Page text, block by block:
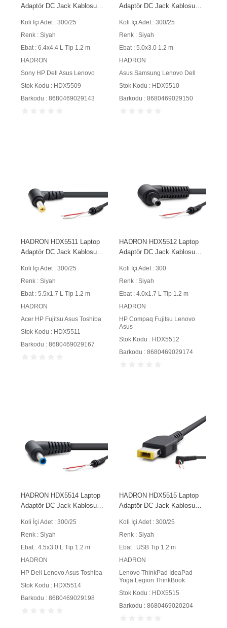
Adaptör DC Jack Kablosu
Siyah
Koli İçi Adet : 300/25
Renk : Siyah
Ebat : 6.4x4.4 L Tip 1.2 m
HADRON
Sony HP Dell Asus Lenovo
Stok Kodu : HDX5509
Barkodu : 8680469029143
Adaptör DC Jack Kablosu
Siyah
Koli İçi Adet : 300/25
Renk : Siyah
Ebat : 5.0x3.0 1.2 m
HADRON
Asus Samsung Lenovo Dell
Stok Kodu : HDX5510
Barkodu : 8680469029150
HADRON HDX5511 Laptop
Adaptör DC Jack Kablosu
Siyah
Koli İçi Adet : 300/25
Renk : Siyah
Ebat : 5.5x1.7 L Tip 1.2 m
HADRON
Acer HP Fujitsu Asus Toshiba
Stok Kodu : HDX5511
Barkodu : 8680469029167
HADRON HDX5512 Laptop
Adaptör DC Jack Kablosu
Siyah
Koli İçi Adet : 300
Renk : Siyah
Ebat : 4.0x1.7 L Tip 1.2 m
HADRON
HP Compaq Fujitsu Lenovo
Asus
Stok Kodu : HDX5512
Barkodu : 8680469029174
HADRON HDX5514 Laptop
Adaptör DC Jack Kablosu
Siyah
Koli İçi Adet : 300/25
Renk : Siyah
Ebat : 4.5x3.0 L Tip 1.2 m
HADRON
HP Dell Lenovo Asus Toshiba
Stok Kodu : HDX5514
Barkodu : 8680469029198
HADRON HDX5515 Laptop
Adaptör DC Jack Kablosu
Koli İçi Adet : 300/25
Renk : Siyah
Ebat : USB Tip 1.2 m
HADRON
Lenovo ThinkPad IdeaPad
Yoga Legion ThinkBook
Stok Kodu : HDX5515
Barkodu : 8680469020204